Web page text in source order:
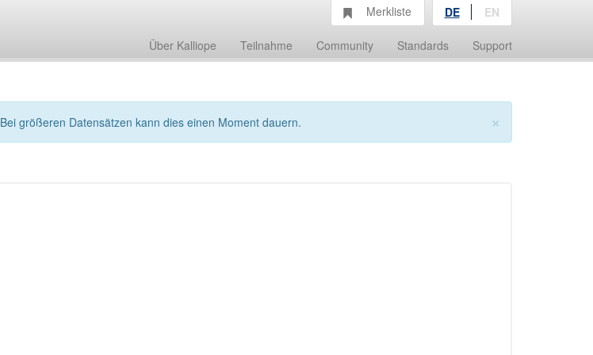
Über Kalliope Teilnahme Community Standards Support
Merkliste DE EN
×
Bei größeren Datensätzen kann dies einen Moment dauern.